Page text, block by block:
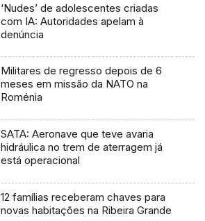
‘Nudes’ de adolescentes criadas
com IA: Autoridades apelam à
denúncia
Militares de regresso depois de 6
meses em missão da NATO na
Roménia
SATA: Aeronave que teve avaria
hidráulica no trem de aterragem já
está operacional
12 famílias receberam chaves para
novas habitações na Ribeira Grande